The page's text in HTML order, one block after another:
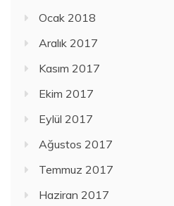
Ocak 2018
Aralık 2017
Kasım 2017
Ekim 2017
Eylül 2017
Ağustos 2017
Temmuz 2017
Haziran 2017